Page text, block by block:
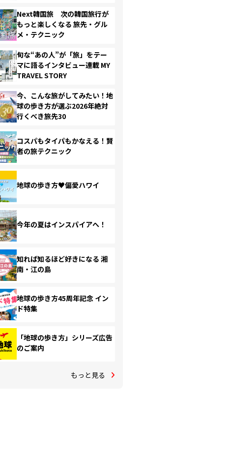
Next韓国旅 次の韓国旅行が
もっと楽しくなる 旅先・グル
メ・テクニック
旬な“あの人”が「旅」をテー
マに語るインタビュー連載 MY
TRAVEL STORY
今、こんな旅がしてみたい！地
球の歩き方が選ぶ2026年絶対
行くべき旅先30
コスパもタイパもかなえる！賢
者の旅テクニック
地球の歩き方♥偏愛ハワイ
今年の夏はインスパイアへ！
知れば知るほど好きになる 湘
南・江の島
地球の歩き方45周年記念 イン
ド特集
「地球の歩き方」シリーズ広告
のご案内
もっと見る